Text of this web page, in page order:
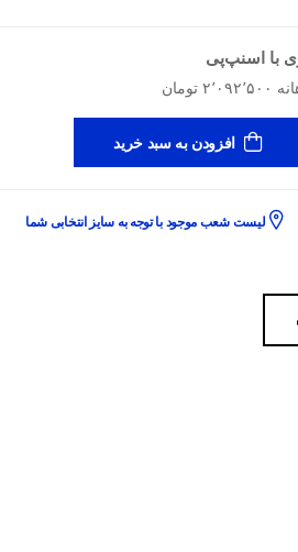
با اسنپ‌پی
افزودن به سبد خرید
لیست شعب موجود با توجه به سایز انتخابی شما